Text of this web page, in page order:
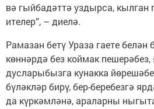
вә гыйбадәттә уздырса, кылган
ителер”, – диелә.
Рамазан бетү Ураза гаете белән
көннәрдә без коймак
дусларыбызга кунакка
бүләкләр бирү, бер-беребезгә
да күркәмләнә, араларны